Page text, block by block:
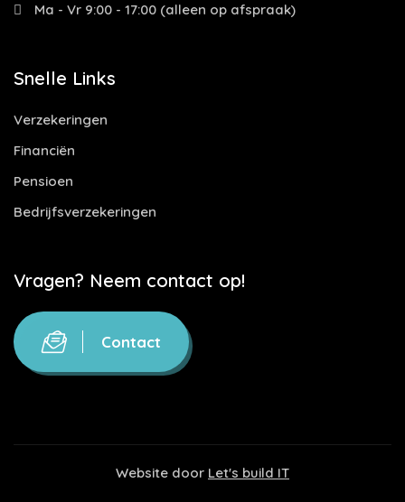
Ma - Vr 9:00 - 17:00 (alleen op afspraak)
Snelle Links
Verzekeringen
Financiën
Pensioen
Bedrijfsverzekeringen
Vragen? Neem contact op!
Contact
Website door Let's build IT